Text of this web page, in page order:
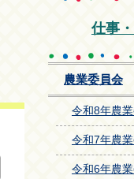
仕事
農業委員会
令和8年農
令和7年農
令和6年農